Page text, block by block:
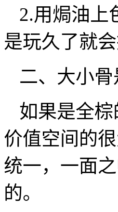
2.用焗油上
是玩久了就会
二、大小
如果是全
价值空间的
统一，一面
的。